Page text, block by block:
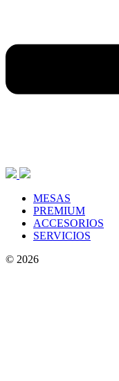
MESAS
PREMIUM
ACCESORIOS
SERVICIOS
© 2026